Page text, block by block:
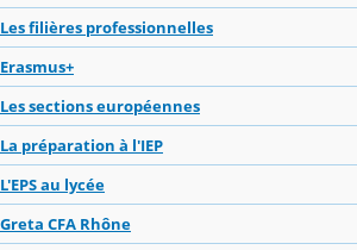
Les filières professionnelles
Erasmus+
Les sections européennes
La préparation à l'IEP
L'EPS au lycée
Greta CFA Rhône